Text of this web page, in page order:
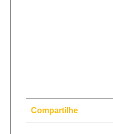
Compartilhe